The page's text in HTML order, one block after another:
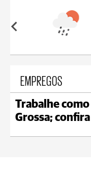
18°C
EMPREGOS
Trabalhe
Grossa;